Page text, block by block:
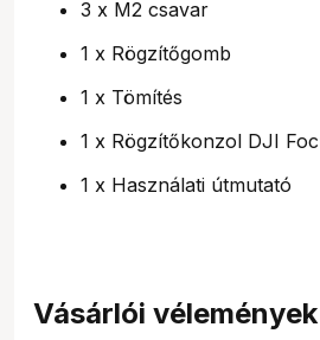
3 x M2 csavar
1 x Rögzítőgomb
1 x Tömítés
1 x Rögzítőkonzol DJI
1 x Használati útmutató
Vásárlói vélemények